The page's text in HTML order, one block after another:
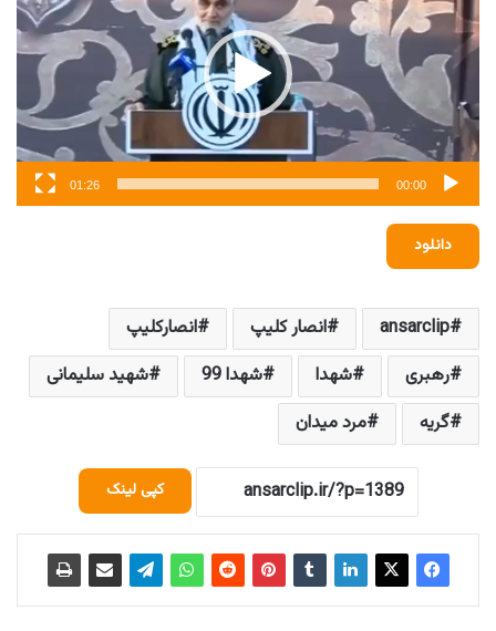
00:00
01:26
دانلود
ansarclip انصار کلیپ
انصارکلیپ
رهبری
شهدا شهدا 99
شهید سلیمانی
گریه
مرد میدان
کپی لینک